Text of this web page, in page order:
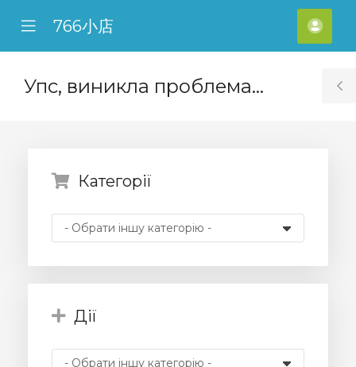
Mobile
Menu
766小店
Упс, виникла проблема...
Категорії
Дії